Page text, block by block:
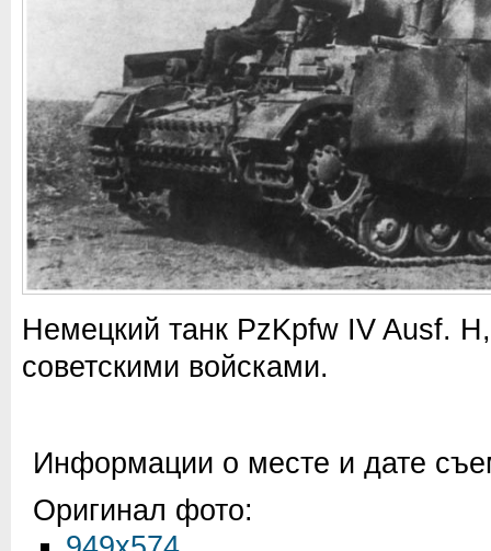
Немецкий танк PzKpfw IV Ausf.
советскими войсками.
Информации о месте и дате
Оригинал фото: